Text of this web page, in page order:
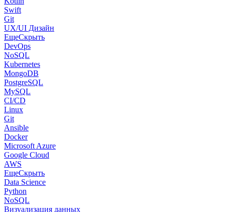
Swift
Git
UX/UI Дизайн
ЕщеСкрыть
DevOps
NoSQL
Kubernetes
MongoDB
PostgreSQL
MySQL
CI/CD
Linux
Git
Ansible
Docker
Microsoft Azure
Google Cloud
AWS
ЕщеСкрыть
Data Science
Python
NoSQL
Визуализация данных